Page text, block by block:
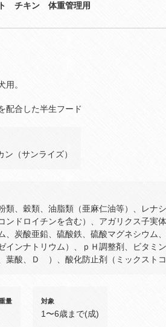
チキン 体重管理用
。
配合した半生フード
（サンライズ）
類、穀類、油脂類（亜麻仁油等）、レナ
ンドロイチンを含む）、アガリクス子実
、炭酸亜鉛、硫酸鉄、硫酸マグネシウム
ンナトリウム）、ｐＨ調整剤、ビタミ
葉酸、Ｄ ）、酸化防止剤（ミックスト
量 対象
1〜6歳まで(成)